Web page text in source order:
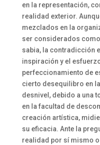
en la representación,
realidad exterior.
mezclados en la
ser considerados
sabia, la contradicción
inspiración y el
perfeccionamiento de
cierto desequilibro en
desnivel, debido a una
en la facultad de
creación artística,
su eficacia. Ante la
realidad por sí mismo